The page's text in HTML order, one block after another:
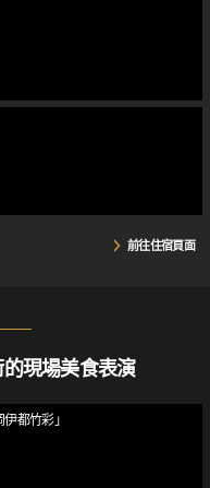
前往住宿頁面
現場美食表演
都竹彩」